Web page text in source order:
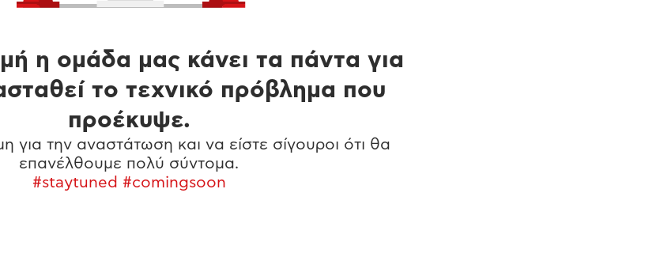
η ομάδα μας κάνει τα πάντα για
το τεχνικό πρόβλημα που
προέκυψε.
για την αναστάτωση και να είστε σίγουροι ότι θα
επανέλθουμε πολύ σύντομα.
#staytuned #comingsoon